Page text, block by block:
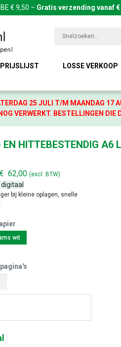
€ 9,50 – Gratis verzending vanaf €
PRIJSLIJST LOSSE VERKOOP
25 JULI T/M MAANDAG 17
VERWERKT. BESTELLINGEN
EN HITTEBESTENDIG A6
€ 62,00 (excl. BTW)
bij kleine oplagen, snelle
wit